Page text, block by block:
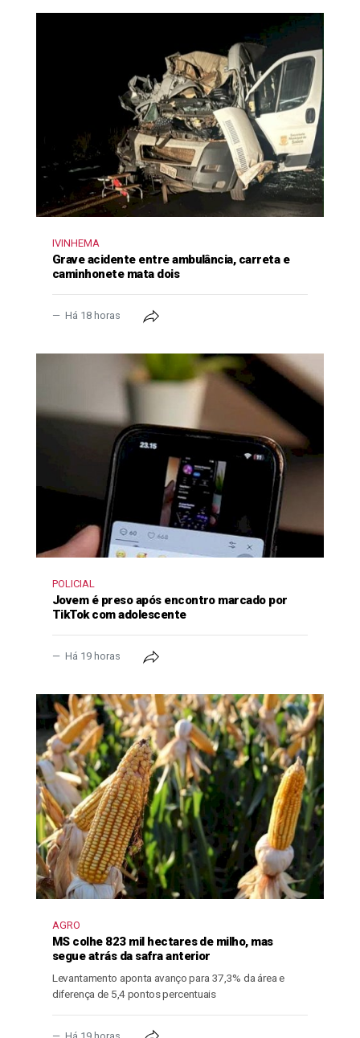
IVINHEMA
Grave acidente entre ambulância, carreta e
caminhonete mata dois
Há 18 horas
POLICIAL
Jovem é preso após encontro marcado por
TikTok com adolescente
Há 19 horas
AGRO
MS colhe 823 mil hectares de milho, mas
segue atrás da safra anterior
Levantamento aponta avanço para 37,3% da área e
diferença de 5,4 pontos percentuais